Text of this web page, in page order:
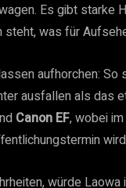
Es gibt starke
was für
aufhorchen:
ausfallen als das
Canon EF, wobei
würde